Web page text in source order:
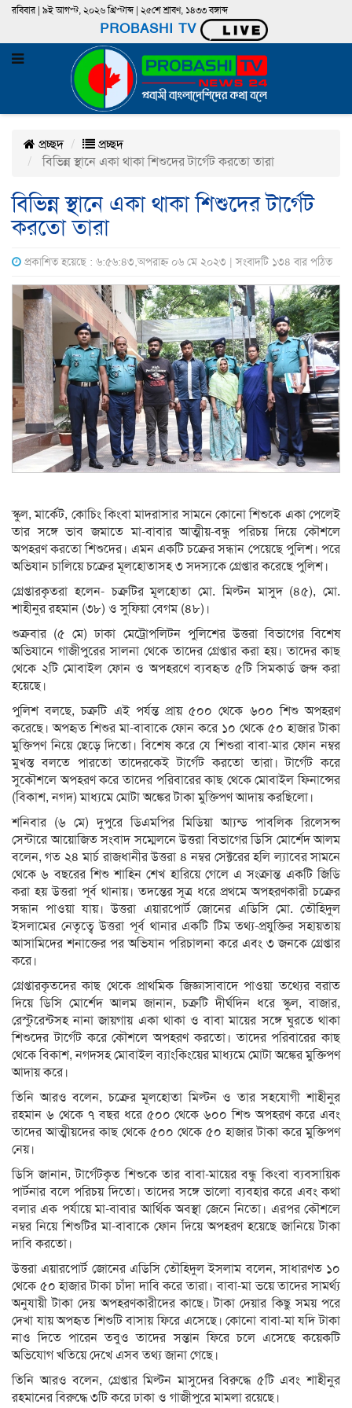
রবিবার | ৯ই আগস্ট, ২০২৬ খ্রিস্টাব্দ | ২৫শে শ্রাবণ, ১৪৩৩ বঙ্গাব্দ
PROBASHI TV
প্রচ্ছদ
প্রচ্ছদ
বি‌ভিন্ন স্থা‌নে একা থাকা শিশুদের টা‌র্গেট কর‌তো তারা
বি‌ভিন্ন স্থা‌নে একা থাকা শিশুদের টা‌র্গেট
কর‌তো তারা
প্রকাশিত হয়েছে : ৬:৫৬:৪৩,অপরাহ্ন ০৬ মে ২০২৩ | সংবাদটি ১৩৪ বার পঠিত
স্কুল, মার্কেট, কোচিং কিংবা মাদরাসার সামনে কোনো শিশুকে একা পেলেই
তার সঙ্গে ভাব জমাতে মা-বাবার আত্মীয়-বন্ধু পরিচয় দি‌য়ে কৌশলে
অপহরণ করতো শিশুদের। এমন এক‌টি চ‌ক্রের সন্ধান পে‌য়ে‌ছে পু‌লিশ। প‌রে
অভিযান চা‌লি‌য়ে চক্রের মূলহোতাসহ ৩ সদস্যকে গ্রেপ্তার করেছে পুলিশ।
গ্রেপ্তারকৃতরা হ‌লেন- চক্রটির মূল‌হোতা মো. মিল্টন মাসুদ (৪৫), মো.
শাহীনুর রহমান (৩৮) ও সুফিয়া বেগম (৪৮)।
শুক্রবার (৫ মে) ঢাকা মেট্রোপলিটন পুলিশের উত্তরা বিভাগের বিশেষ
অভিযানে গাজীপুরের সালনা থে‌কে তাদের গ্রেপ্তার করা হয়। তাদের কাছ
থেকে ২টি মোবাইল ফোন ও অপহরণে ব্যবহৃত ৫টি সিমকার্ড জব্দ করা
হয়ে‌ছে।
পু‌লিশ বল‌ছে, চক্রটি এই পর্যন্ত প্রায় ৫০০ থেকে ৬০০ শিশু অপহরণ
করেছে। অপহৃত শিশুর মা-বাবাকে ফোন করে ১০ থেকে ৫০ হাজার টাকা
মুক্তিপণ নিয়ে ছেড়ে দি‌তো। বিশেষ করে যে শিশুরা বাবা-মার ফোন নম্বর
মুখস্ত বলতে পারতো তাদেরকেই টার্গেট করতো তারা। টার্গেট করে
সুকৌশলে অপহরণ করে তাদের পরিবারের কাছ থে‌কে মোবাইল ফিনান্সের
(বিকাশ, নগদ) মাধ্যমে মোটা অঙ্কের টাকা মুক্তিপণ আদায় করছিলো।
শনিবার (৬ মে) দুপুরে ডিএমপির মিডিয়া আ্যন্ড পাবলিক রিলেসন্স
সেন্টারে আয়োজিত সংবাদ সম্মেলনে উত্তরা বিভাগের ডিসি মোর্শেদ আলম
বলেন, গত ২৪ মার্চ রাজধানীর উত্তরা ৪ নম্বর সেক্টরের হলি ল্যাবের সামনে
থেকে ৬ বছরের শিশু শাহিন শেখ হারিয়ে গেলে এ সংক্রান্ত একটি জিডি
করা হয় উত্তরা পূর্ব থানায়। তদন্তের সূত্র ধরে প্রথমে অপহরণকারী চক্রের
সন্ধান পাওয়া যায়। উত্তরা এয়ারপোর্ট জোনের এডিসি মো. তৌহিদুল
ইসলামের নেতৃত্বে উত্তরা পূর্ব থানার একটি টিম তথ্য-প্রযুক্তির সহায়তায়
আসামিদের শনাক্তের পর অভিযান পরিচালনা করে এবং ৩ জনকে গ্রেপ্তার
করে।
গ্রেপ্তারকৃত‌দের কাছ থে‌কে প্রাথমিক জিজ্ঞাসাবাদে পাওয়া ত‌থ্যের বরাত
দি‌য়ে ডি‌সি মো‌র্শেদ আলম জানান, চক্রটি দীর্ঘদিন ধরে স্কুল, বাজার,
রেস্টুরেন্টসহ নানা জায়গায় একা থাকা ও বাবা মায়ের সঙ্গে ঘুরতে থাকা
শিশুদের টার্গেট করে কৌশলে অপহরণ করতো। তাদের পরিবারের কাছ
থেকে বিকাশ, নগদসহ মোবাইল ব্যাংকিংয়ের মাধ্যমে মোটা অঙ্কের মুক্তিপণ
আদায় করে।
তি‌নি আরও বলেন, চক্রের মূলহোতা মিল্টন ও তার সহযোগী শাহীনুর
রহমান ৬ থেকে ৭ বছর ধরে ৫০০ থেকে ৬০০ শিশু অপহরণ করে এবং
তাদের আত্মীয়দের কাছ থেকে ৫০০ থেকে ৫০ হাজার টাকা করে মুক্তিপণ
নেয়।
ডি‌সি জানান, টার্গেটকৃত শিশুকে তার বাবা-মায়ের বন্ধু কিংবা ব্যবসায়িক
পার্টনার বলে পরিচয় দিতো। তাদের সঙ্গে ভালো ব্যবহার করে এবং কথা
বলার এক পর্যায়ে মা-বাবার আর্থিক অবস্থা জেনে নিতো। এরপর কৌশলে
নম্বর নিয়ে শিশুটির মা-বাবাকে ফোন দিয়ে অপহরণ হয়েছে জানিয়ে টাকা
দাবি করতো।
উত্তরা এয়ারপোর্ট জোনের এডিসি তৌহিদুল ইসলাম বলেন, সাধারণত ১০
থেকে ৫০ হাজার টাকা চাঁদা দাবি করে তারা। বাবা-মা ভয়ে তাদের সামর্থ্য
অনুযায়ী টাকা দেয় অপহরণকারীদের কাছে। টাকা দেয়ার কিছু সময় পরে
দেখা যায় অপহৃত শিশুটি বাসায় ফিরে এসেছে। কোনো বাবা-মা যদি টাকা
নাও দিতে পারেন তবুও তাদের সন্তান ফিরে চলে এসেছে কয়েকটি
অভিযোগ খতিয়ে দেখে এসব তথ‌্য জানা গে‌ছে।
তি‌নি আরও বলেন, গ্রেপ্তার মিল্টন মাসুদের বিরুদ্ধে ৫টি এবং শাহীনুর
রহমানের বিরুদ্ধে ৩টি করে ঢাকা ও গাজীপুরে মামলা রয়েছে।